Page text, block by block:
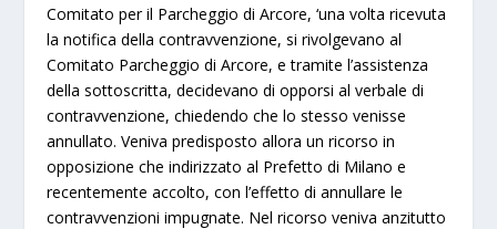
Comitato per il Parcheggio di Arcore, ‘una volta ricevuta
la notifica della contravvenzione,si rivolgevano al
Comitato Parcheggio di Arcore, e tramite l’assistenza
della sottoscritta, decidevano di opporsi al verbale di
contravvenzione, chiedendo che lo stesso venisse
annullato. Veniva predisposto allora un ricorso in
opposizione che indirizzato al Prefetto di Milano e
recentemente accolto, con l’effetto di annullare le
contravvenzioni impugnate. Nel ricorso veniva anzitutto